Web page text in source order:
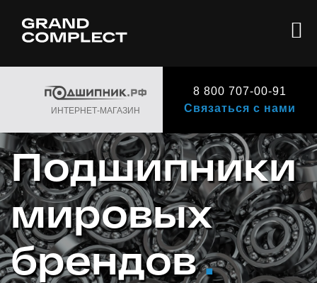
ИНТЕРНЕТ-МАГАЗИН
8 800 707-00-91
Связаться с нами
Подшипники
мировых
брендов.